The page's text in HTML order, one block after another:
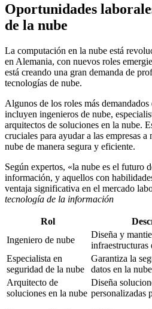
Oportunidades
de la nube
La computación en la nube está
en Alemania, con nuevos roles
está creando una gran demanda de
tecnologías de nube.
Algunos de los roles más
incluyen ingenieros de nube,
arquitectos de soluciones en la nube.
cruciales para ayudar a las empresas a
nube de manera segura y eficiente.
Según expertos, «la nube es el futuro
información, y aquellos con
ventaja significativa en el mercado
tecnología de la información
Rol
Ingeniero de nube
Diseña y
infraestructuras
Especialista en
seguridad de la nube
Garantiza la
datos en la nube
Arquitecto de
soluciones en la nube
Diseña
personalizadas